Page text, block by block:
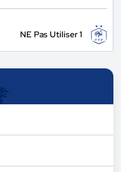
NE Pas Utiliser 1